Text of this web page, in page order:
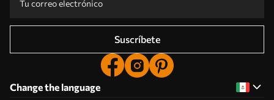
Suscríbete
Change the language